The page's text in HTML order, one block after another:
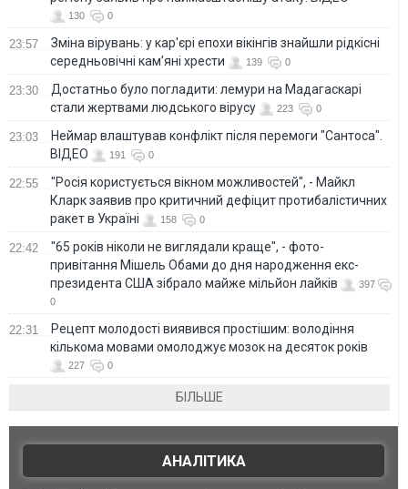
130 0
23:57
Зміна вірувань: у кар'єрі епохи вікінгів знайшли рідкісні
середньовічні кам’яні хрести
139 0
23:30
Достатньо було погладити: лемури на Мадагаскарі
стали жертвами людського вірусу
223 0
23:03
Неймар влаштував конфлікт після перемоги "Сантоса".
ВІДЕО
191 0
22:55
"Росія користується вікном можливостей", - Майкл
Кларк заявив про критичний дефіцит протибалістичних
ракет в Україні
158 0
22:42
"65 років ніколи не виглядали краще", - фото-
привітання Мішель Обами до дня народження екс-
президента США зібрало майже мільйон лайків
397
0
22:31
Рецепт молодості виявився простішим: володіння
кількома мовами омолоджує мозок на десяток років
227 0
БІЛЬШЕ
АНАЛІТИКА